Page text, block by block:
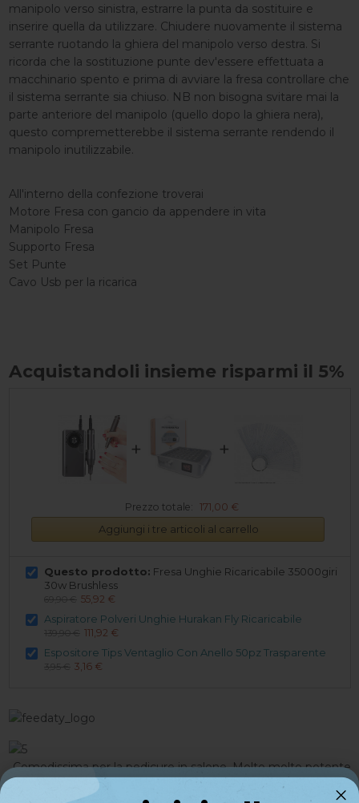
manipolo verso sinistra, estrarre la punta da sostituire e
inserire quella da utilizzare. Chiudere nuovamente il sistema
serrante ruotando la ghiera del manipolo verso destra. Si
ricorda che la sostituzione punte dev'essere effettuata a
macchinario spento e prima di avviare la fresa controllare che
il sistema serrante sia chiuso. NB non bisogna svitare mai la
parte anteriore del manipolo (quello dopo la ghiera nera),
questo compremetterebbe il sistema serrante rendendo il
manipolo inutilizzabile.
All'interno della confezione troverai
Motore Fresa con gancio da appendere in vita
Manipolo Fresa
Supporto Fresa
Set Punte
Cavo Usb per la ricarica
Acquistandoli insieme risparmi il 5%
+ +
Prezzo totale: 171,00 €
Aggiungi i tre articoli al carrello
Questo prodotto: Fresa Unghie Ricaricabile 35000giri
30w Brushless
55,92 €
Aspiratore Polveri Unghie Hurakan Fly Ricaricabile
111,92 €
Espositore Tips Ventaglio Con Anello 50pz Trasparente
3,16 €
Comodissima per la pedicure in salone. Molto molto potente